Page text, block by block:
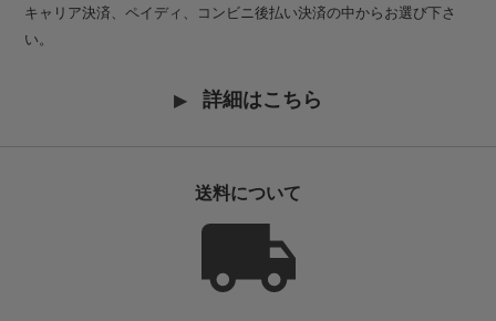
キャリア決済、ペイディ、コンビニ後払い決済の中からお選び下さ
い。
詳細はこちら
送料について